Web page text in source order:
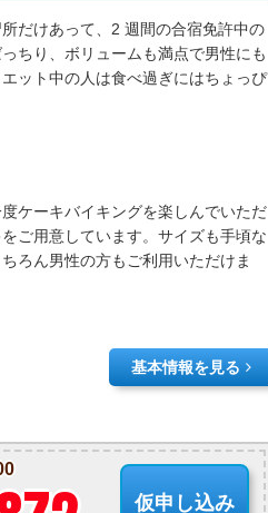
だけあって、2 週間の合宿免許中の
ちり、ボリュームも満点で男性にも
ット中の人は食べ過ぎにはちょっぴ
ケーキバイキングを楽しんでいただ
ご用意しています。サイズも手頃な
ろん男性の方もご利用いただけま
基本情報を見る
仮申し込み